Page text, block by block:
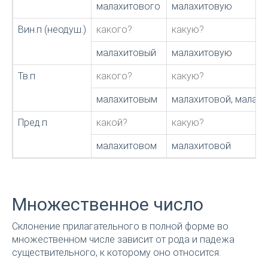
малахитового малахитовую
Вин.п (неодуш.) какого? какую?
малахитовый малахитовую
Тв.п какого? какую?
малахитовым малахитовой,
Пред.п какой? какую?
малахитовом малахитовой
Множественное число
Склонение прилагательного в полной форме во
множественном числе зависит от рода и падежа
существительного, к которому оно относится: